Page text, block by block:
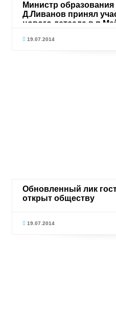
Министр
Д.Ливанов принял
нового детсада в
19.07.2014
Обновленный лик
открыт обществу
19.07.2014